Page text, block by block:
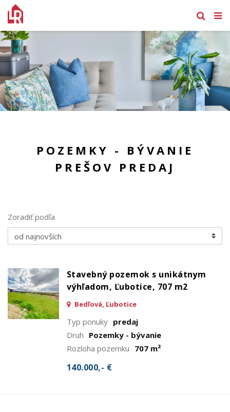
POZEMKY - BÝVANIE
PREŠOV PREDAJ
Zoradiť podľa
Stavebný pozemok s unikátnym
výhľadom, Ľubotice, 707 m2
Bedľová, Ľubotice
Typ ponuky predaj
Druh Pozemky - bývanie
Rozloha pozemku 707 m²
140.000,- €